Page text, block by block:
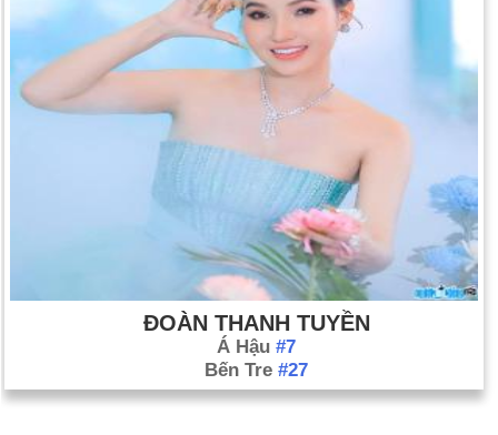
ĐOÀN THANH TUYỀN
Á Hậu #7
Bến Tre #27